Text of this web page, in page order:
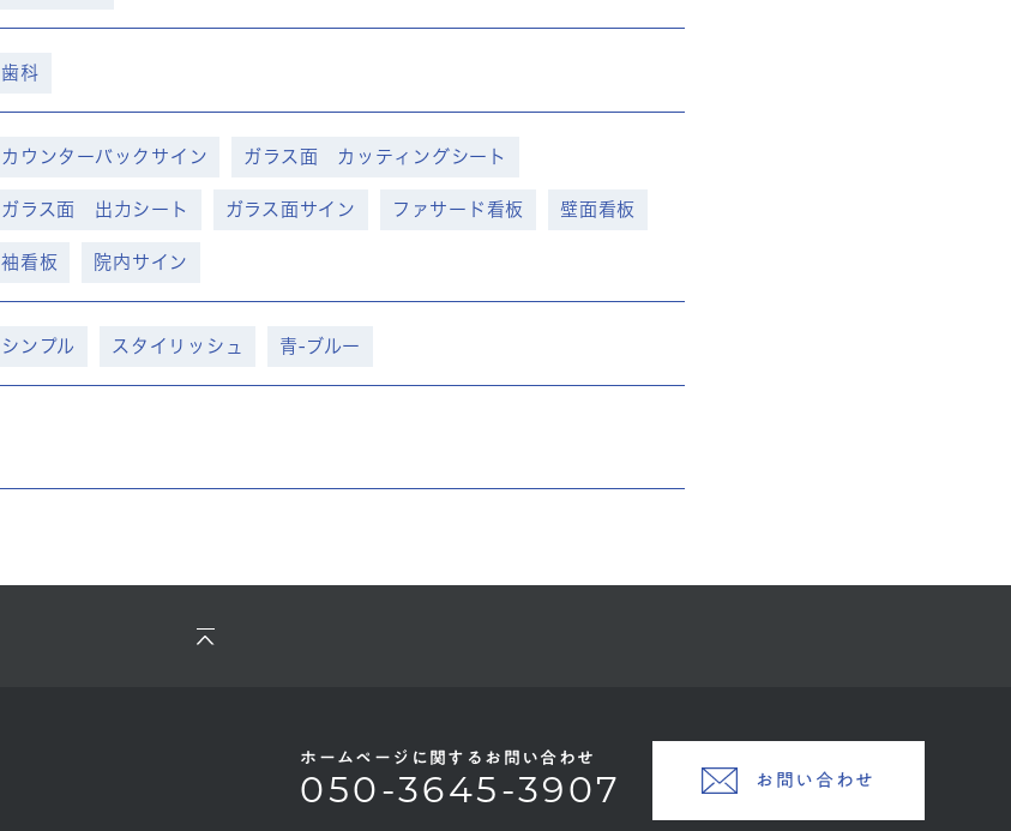
歯科
カウンターバックサイン ガラス面 カッティングシート
ガラス面 出力シート ガラス面サイン ファサード看板 壁面看板
袖看板 院内サイン
シンプル スタイリッシュ 青-ブルー
ホームページに関するお問い合わせ
050-3645-3907 お問い合わせ